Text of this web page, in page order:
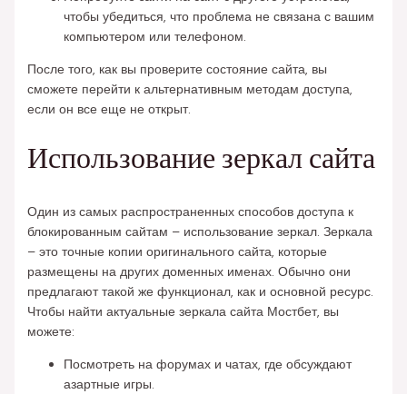
чтобы убедиться, что проблема не связана с вашим
компьютером или телефоном.
После того, как вы проверите состояние сайта, вы
сможете перейти к альтернативным методам доступа,
если он все еще не открыт.
Использование зеркал сайта
Один из самых распространенных способов доступа к
блокированным сайтам – использование зеркал. Зеркала
– это точные копии оригинального сайта, которые
размещены на других доменных именах. Обычно они
предлагают такой же функционал, как и основной ресурс.
Чтобы найти актуальные зеркала сайта Мостбет, вы
можете:
Посмотреть на форумах и чатах, где обсуждают
азартные игры.